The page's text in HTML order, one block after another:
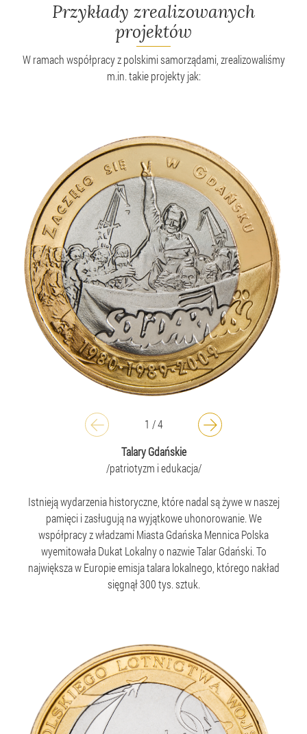
Przykłady zrealizowanych
projektów
W ramach współpracy z polskimi samorządami, zrealizowaliśmy
m.in. takie projekty jak:
1 /4
Talary Gdańskie
/patriotyzm i edukacja/
Istnieją wydarzenia historyczne, które nadal są żywe w naszej
pamięci i zasługują na wyjątkowe uhonorowanie. We
współpracy z władzami Miasta Gdańska Mennica Polska
wyemitowała Dukat Lokalny o nazwie Talar Gdański. To
największa w Europie emisja talara lokalnego, którego nakład
sięgnął 300 tys. sztuk.